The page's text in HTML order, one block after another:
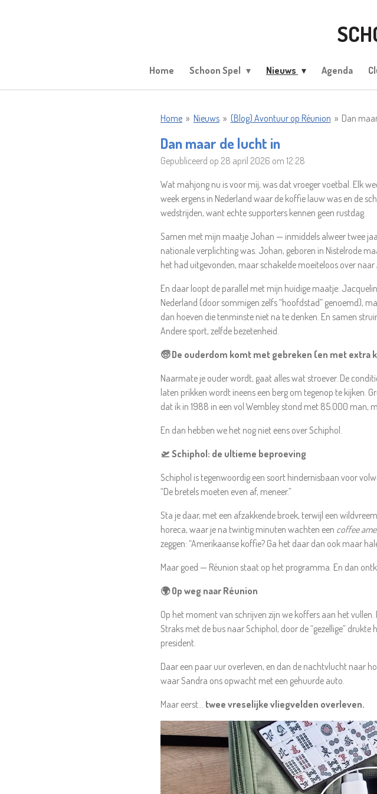
Home Schoon Spel Nieuws Agenda
Home » Nieuws » (Blog) Avontuur op Réunion » Dan
Dan maar de lucht in
Gepubliceerd op 28 april 2026 om 12:28
Wat mahjong nu is voor mij, was dat vroeger voetbal. Elk
week ergens in Nederland waar de koffie lauw was en de
wedstrijden, want echte supporters kennen geen rustdag.
Samen met mijn maatje Johan — inmiddels alweer twee
nationale verplichting was. Johan, geboren in Nistelrode
het had uitgevonden, maar schakelde moeiteloos over
En daar loopt de parallel met mijn huidige maatje:
Nederland (door sommigen zelfs “hoofdstad” genoemd),
dan hoeven die tenminste niet na te denken. En samen
Andere sport, zelfde bezetenheid.
🧓 De ouderdom komt met gebreken (en met extra
Naarmate je ouder wordt, gaat alles wat stroever. De
laten prikken wordt ineens een berg om tegenop te kijken.
dat ik in 1988 in een vol Wembley stond met 85.000 man,
En dan hebben we het nog niet eens over Schiphol.
🛫 Schiphol: de ultieme beproeving
Schiphol is tegenwoordig een soort hindernisbaan voor
“De bretels moeten even af, meneer.”
Sta je daar, met een afzakkende broek, terwijl een
horeca, waar je na twintig minuten wachten een coffee
zeggen: “Amerikaanse koffie? Ga het daar dan ook maar
Maar goed — Réunion staat op het programma. En dan
🌍 Op weg naar Réunion
Op het moment van schrijven zijn we koffers aan het vullen.
Straks met de bus naar Schiphol, door de “gezellige”
president.
Daar een paar uur overleven, en dan de nachtvlucht naar
waar Sandra ons opwacht met een gehuurde auto.
Maar eerst… twee vreselijke vliegvelden overleven.